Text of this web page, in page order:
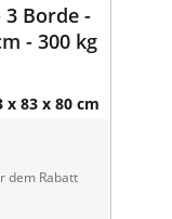
3 Borde -
- 300 kg
x 83 x 80 cm
dem Rabatt